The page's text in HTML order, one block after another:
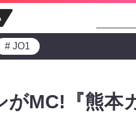
# JO1
がMC!『熊本